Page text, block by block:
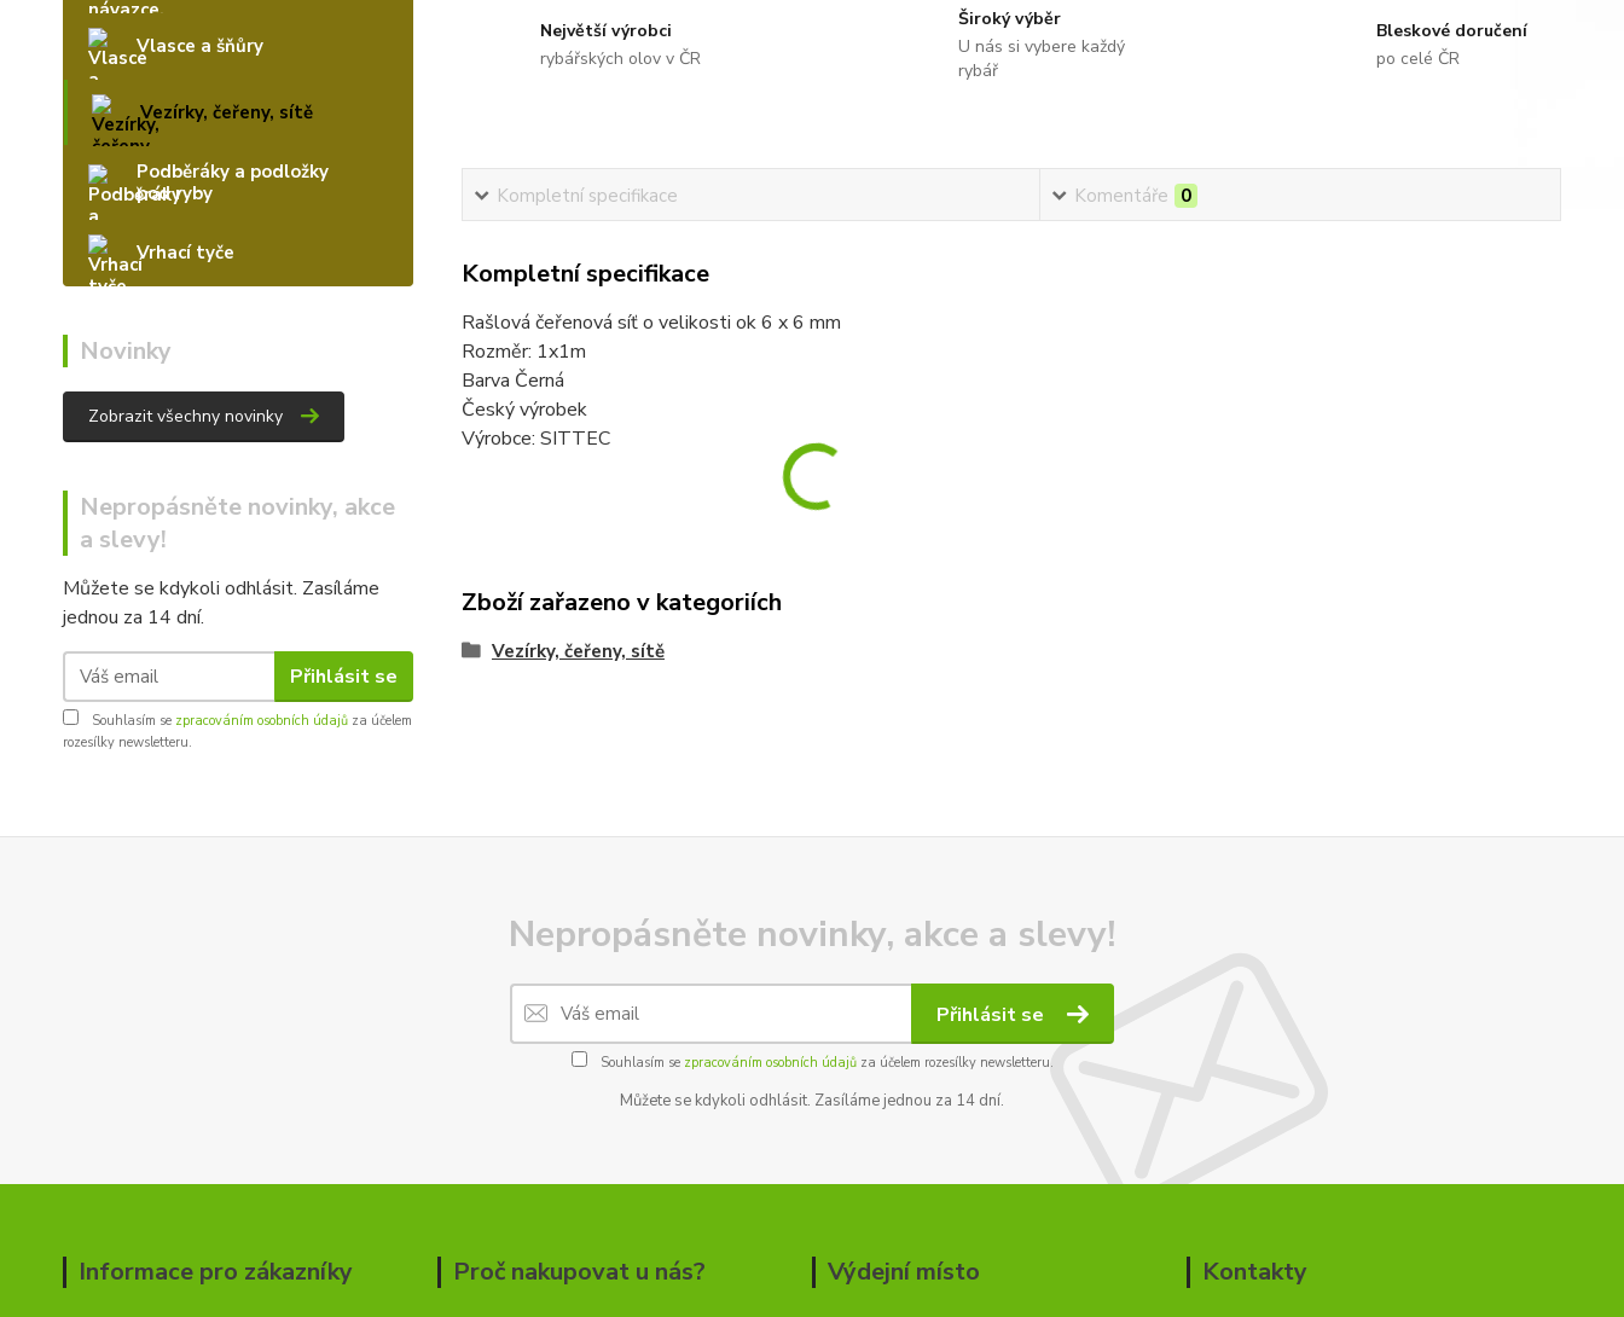
Vlasce a šňůry
Vezírky, čeřeny, sítě
Podběráky a podložky
pod ryby
Vrhací tyče
Novinky
Zobrazit všechny novinky
Nepropásněte novinky, akce
a slevy!
Můžete se kdykoli odhlásit. Zasíláme
jednou za 14 dní.
Přihlásit se
Souhlasím se zpracováním osobních údajů za účelem
rozesílky newsletteru.
Největší výrobci
rybářských olov v ČR
Široký výběr
U nás si vybere každý
rybář
Bleskové doručení
po celé ČR
Kompletní specifikace Komentáře 0
Kompletní specifikace
Rašlová čeřenová síť o velikosti ok 6 x 6 mm
Rozměr: 1x1m
Barva Černá
Český výrobek
Výrobce: SITTEC
Zboží zařazeno v kategoriích
Vezírky, čeřeny, sítě
Nepropásněte novinky, akce a slevy!
Přihlásit se
Souhlasím se zpracováním osobních údajůza účelem rozesílky newsletteru.
Můžete se kdykoli odhlásit. Zasíláme jednou za 14 dní.
Informace pro zákazníky Proč nakupovat u nás? Výdejní místo Kontakty